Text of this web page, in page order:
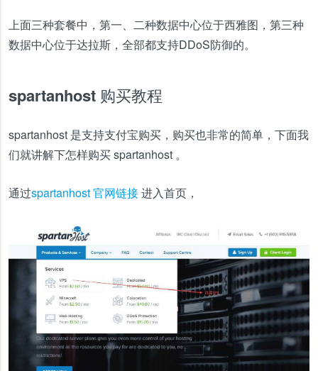
上面三种套餐中，第一、二种数据中心位于西雅图，第三种
数据中心位于达拉斯，全部都支持DDoS防御的。
spartanhost 购买教程
spartanhost 是支持支付宝购买，购买也非常的简单，下面我
们就讲解下怎样购买 spartanhost 。
通过spartanhost 官网链接进入首页，